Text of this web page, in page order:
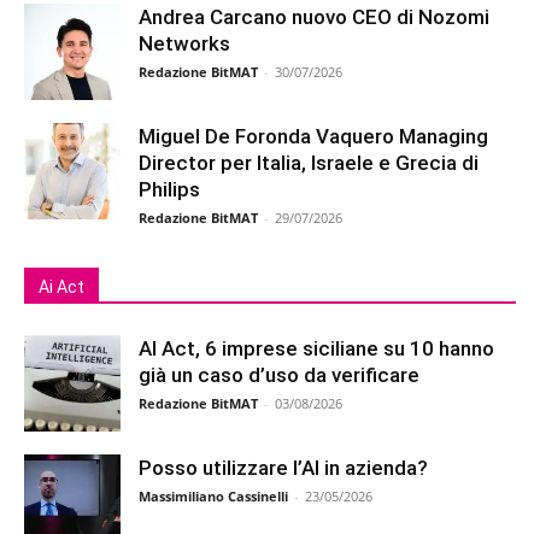
Andrea Carcano nuovo CEO di Nozomi
Networks
Redazione BitMAT - 30/07/2026
Miguel De Foronda Vaquero Managing
Director per Italia, Israele e Grecia di
Philips
Redazione BitMAT - 29/07/2026
Ai Act
AI Act, 6 imprese siciliane su 10 hanno
già un caso d’uso da verificare
Redazione BitMAT - 03/08/2026
Posso utilizzare l’AI in azienda?
Massimiliano Cassinelli - 23/05/2026